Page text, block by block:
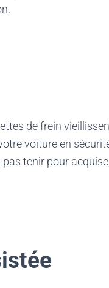
de frein
voiture en
tenir pour